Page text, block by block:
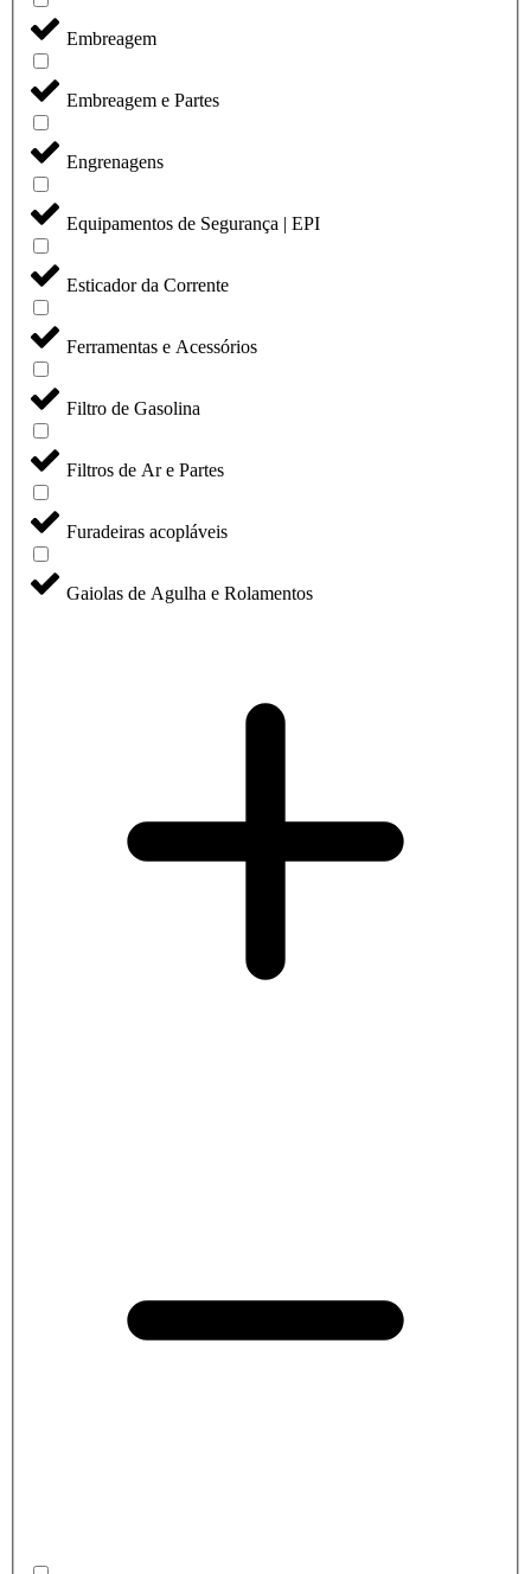
Embreagem
Embreagem e Partes
Engrenagens
Equipamentos de Segurança | EPI
Esticador da Corrente
Ferramentas e Acessórios
Filtro de Gasolina
Filtros de Ar e Partes
Furadeiras acopláveis
Gaiolas de Agulha e Rolamentos